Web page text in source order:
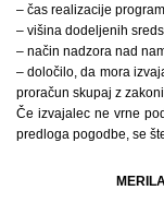
– čas realizacije
– višina dodeljenih
– način nadzora nad
– določilo, da mora
proračun skupaj z
Če izvajalec ne vrne
predloga pogodbe, se